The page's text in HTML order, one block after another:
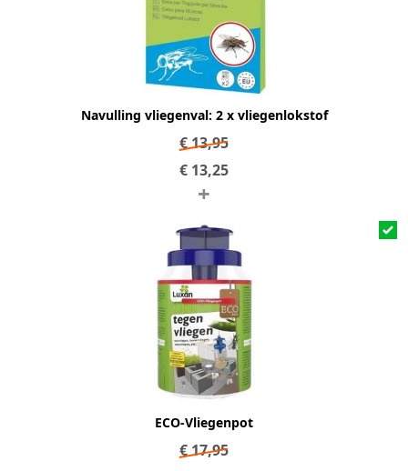
Navulling vliegenval: 2 x vliegenlokstof
€13,95
€ 13,25
+
ECO-Vliegenpot
€17,95